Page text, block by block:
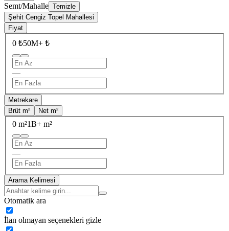
Semt/Mahalle Temizle
Şehit Cengiz Topel Mahallesi
Fiyat
0 ₺50M+ ₺
—
Metrekare
Brüt m²
Net m²
0 m²1B+ m²
—
Arama Kelimesi
Otomatik ara
İlan olmayan seçenekleri gizle